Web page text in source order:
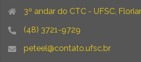
3º andar do CTC - UFSC,
(48) 3721-9729
peteel@contato.ufsc.br